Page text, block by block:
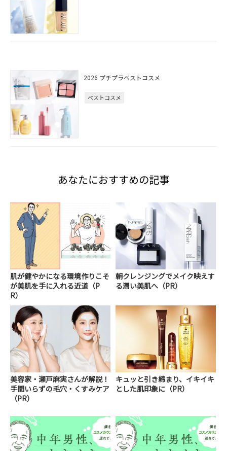
2026 プチプラベストコスメ
ベストコスメ
あなたにおすすめの記事
肌が健やかになる環境作りこそ
が美肌を手に入れる近道（P
R）
朝クレンジングでメイク映えす
る潤い美肌へ（PR）
美容家・瀬戸麻実さんが解説！
手間いらずの毛穴・くすみケア
（PR）
キュッと引き締まり、イキイキ
とした肌印象に（PR）